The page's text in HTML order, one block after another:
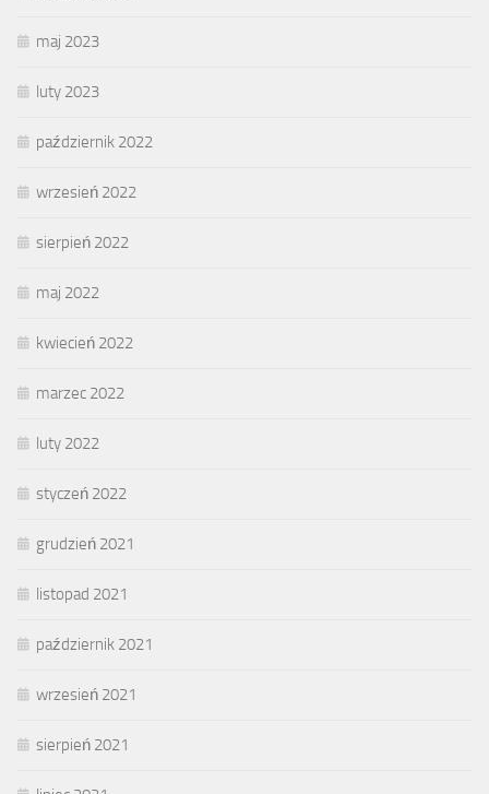
maj 2023
luty 2023
październik 2022
wrzesień 2022
sierpień 2022
maj 2022
kwiecień 2022
marzec 2022
luty 2022
styczeń 2022
grudzień 2021
listopad 2021
październik 2021
wrzesień 2021
sierpień 2021